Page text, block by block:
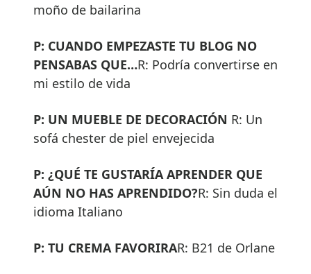
moño de bailarina
P: CUANDO EMPEZASTE TU BLOG NO
PENSABAS QUE…R: Podría convertirse en
mi estilo de vida
P: UN MUEBLE DE DECORACIÓN R: Un
sofá chester de piel envejecida
P: ¿QUÉ TE GUSTARÍA APRENDER QUE
AÚN NO HAS APRENDIDO?R: Sin duda el
idioma Italiano
P: TU CREMA FAVORIRAR: B21 de Orlane